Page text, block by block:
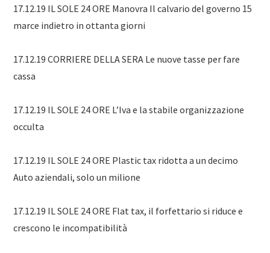
17.12.19 IL SOLE 24 ORE Manovra Il calvario del governo 15
marce indietro in ottanta giorni
17.12.19 CORRIERE DELLA SERA Le nuove tasse per fare
cassa
17.12.19 IL SOLE 24 ORE L’Iva e la stabile organizzazione
occulta
17.12.19 IL SOLE 24 ORE Plastic tax ridotta a un decimo
Auto aziendali, solo un milione
17.12.19 IL SOLE 24 ORE Flat tax, il forfettario si riduce e
crescono le incompatibilità